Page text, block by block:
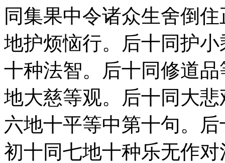
同集果中令诸众生舍倒
地护烦恼行。后十同护
十种法智。后十同修道
地大慈等观。后十同大
六地十平等中第十句。
初十同七地十种乐无作